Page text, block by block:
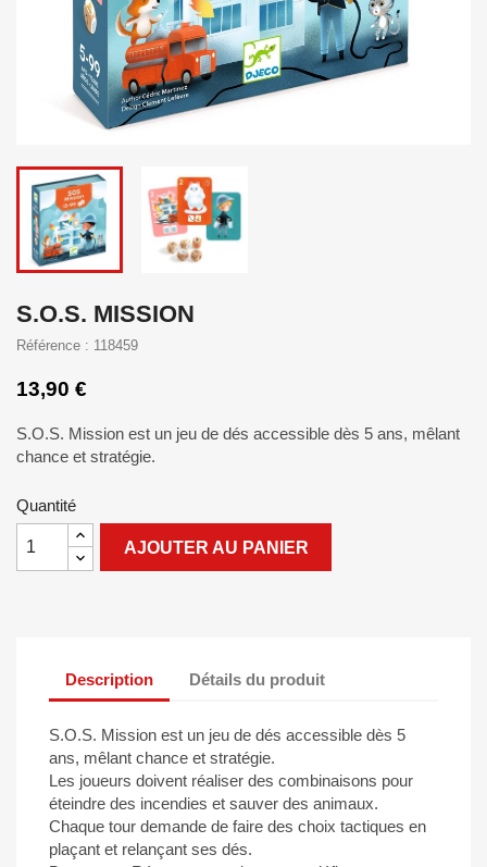
S.O.S. MISSION
Référence : 118459
13,90 €
S.O.S. Mission est un jeu de dés accessible dès 5 ans, mêlant
chance et stratégie.
Quantité
AJOUTER AU PANIER
Description Détails du produit
S.O.S. Mission est un jeu de dés accessible dès 5
ans, mêlant chance et stratégie.
Les joueurs doivent réaliser des combinaisons pour
éteindre des incendies et sauver des animaux.
Chaque tour demande de faire des choix tactiques en
plaçant et relançant ses dés.